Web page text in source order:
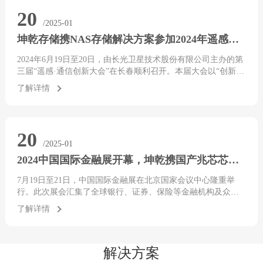
20 /2025-01
坤乾存储携NAS存储解决方案参加2024年遥感—通信创新大会
2024年6月19日至20日，由长光卫星技术股份有限公司主办的第
三届“遥感·通信创新大会”在长春顺利召开。本届大会以“创新发
展 合作共赢”为主题，汇聚···
了解详情
20 /2025-01
2024中国国际金融展开幕，坤乾携国产兆芯芯片HS6060A方案全新亮相
7月19日至21日，中国国际金融展在北京国家会议中心隆重举
行。此次展会汇集了全球银行、证券、保险等金融机构及众多
金融科技企业，共同展示数字技术在金···
了解详情
解决方案